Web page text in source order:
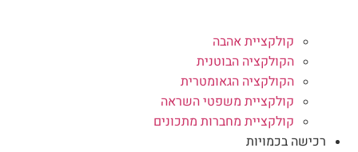
קולקציית אהבה
הקולקציה הבוטנית
הקולקציה הגאומטרית
קולקציית משפטי השראה
קולקציית מחברות מתכונים
רכישה בכמויות